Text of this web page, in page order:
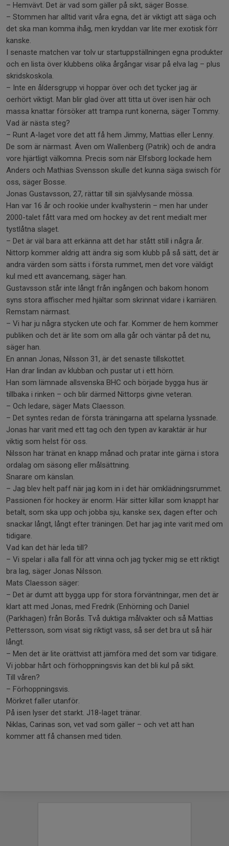
– Hemvävt. Det är vad som gäller på sikt, säger Bosse.
– Stommen har alltid varit våra egna, det är viktigt att säga och
det ska man komma ihåg, men kryddan var lite mer exotisk förr
kanske.
I senaste matchen var tolv ur startuppställningen egna produkter
och en lista över klubbens olika årgångar visar på elva lag – plus
skridskoskola.
– Inte en åldersgrupp vi hoppar över och det tycker jag är
oerhört viktigt. Man blir glad över att titta ut över isen här och
massa knattar försöker att trampa runt konerna, säger Tommy.
Vad är nästa steg?
– Runt A-laget vore det att få hem Jimmy, Mattias eller Lenny.
De som är närmast. Även om Wallenberg (Patrik) och de andra
vore hjärtligt välkomna. Precis som när Elfsborg lockade hem
Anders och Mathias Svensson skulle det kunna säga swisch för
oss, säger Bosse.
Jonas Gustavsson, 27, rättar till sin självlysande mössa.
Han var 16 år och rookie under kvalhysterin – men har under
2000-talet fått vara med om hockey av det rent medialt mer
tystlåtna slaget.
– Det är väl bara att erkänna att det har stått still i några år.
Nittorp kommer aldrig att ändra sig som klubb på så sätt, det är
andra värden som sätts i första rummet, men det vore väldigt
kul med ett avancemang, säger han.
Gustavsson står inte långt från ingången och bakom honom
syns stora affischer med hjältar som skrinnat vidare i karriären.
Remstam närmast.
– Vi har ju några stycken ute och far. Kommer de hem kommer
publiken och det är lite som om alla går och väntar på det nu,
säger han.
En annan Jonas, Nilsson 31, är det senaste tillskottet.
Han drar lindan av klubban och pustar ut i ett hörn.
Han som lämnade allsvenska BHC och började bygga hus är
tillbaka i rinken – och blir därmed Nittorps givne veteran.
– Och ledare, säger Mats Claesson.
– Det syntes redan de första träningarna att spelarna lyssnade.
Jonas har varit med ett tag och den typen av karaktär är hur
viktig som helst för oss.
Nilsson har tränat en knapp månad och pratar inte gärna i stora
ordalag om säsong eller målsättning.
Snarare om känslan.
– Jag blev helt paff när jag kom in i det här omklädningsrummet.
Passionen för hockey är enorm. Här sitter killar som knappt har
betalt, som ska upp och jobba sju, kanske sex, dagen efter och
snackar långt, långt efter träningen. Det har jag inte varit med om
tidigare.
Vad kan det här leda till?
– Vi spelar i alla fall för att vinna och jag tycker mig se ett riktigt
bra lag, säger Jonas Nilsson.
Mats Claesson säger:
– Det är dumt att bygga upp för stora förväntningar, men det är
klart att med Jonas, med Fredrik (Enhörning och Daniel
(Parkhagen) från Borås. Två duktiga målvakter och så Mattias
Pettersson, som visat sig riktigt vass, så ser det bra ut så här
långt.
– Men det är lite orättvist att jämföra med det som var tidigare.
Vi jobbar hårt och förhoppningsvis kan det bli kul på sikt.
Till våren?
– Förhoppningsvis.
Mörkret faller utanför.
På isen lyser det starkt. J18-laget tränar.
Niklas, Carinas son, vet vad som gäller – och vet att han
kommer att få chansen med tiden.